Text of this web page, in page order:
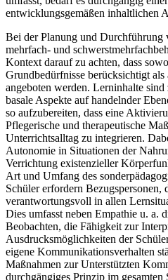
entwicklungsgemäßen inhaltlichen
Bei der Planung und Durchführung
mehrfach- und
Kontext darauf zu achten, dass
Grundbedürfnisse berücksichtigt
angeboten werden. Lerninhalte sind
basale Aspekte auf handelnder
so aufzubereiten, dass eine
Pflegerische und therapeutische
Unterrichtsalltag zu integrieren.
Autonomie in Situationen der
Verrichtung existenzieller
Art und Umfang des
Schüler erfordern Bezugspersonen,
verantwortungsvoll in allen
Dies umfasst neben Empathie u. a.
Beobachten, die Fähigkeit zur
Ausdrucksmöglichkeiten der
eigene Kommunikationsverhalten
Maßnahmen zur Unterstützten
durchgängiges Prinzip im gesamten